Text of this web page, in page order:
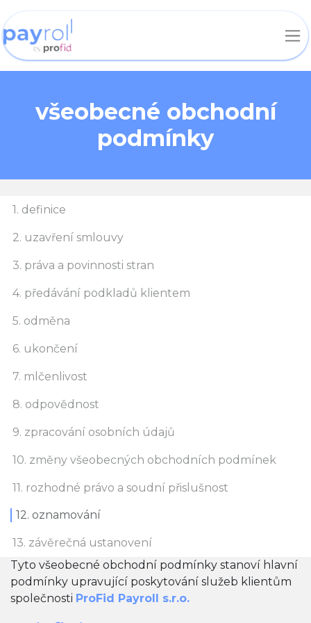
všeobecné obchodní
podmínky
1. definice
2. uzavření smlouvy
3. práva a povinnosti stran
4. předávání podkladů klientem
5. odměna
6. ukončení
7. mlčenlivost
8. odpovědnost
9. zpracování osobních údajů
10. změny všeobecných obchodních podmínek
11. rozhodné právo a soudní přislušnost
12. oznamování
13. závěrečná ustanovení
Tyto všeobecné obchodní podmínky stanoví hlavní
podmínky upravující poskytování služeb klientům
společnosti ProFid Payroll s.r.o.